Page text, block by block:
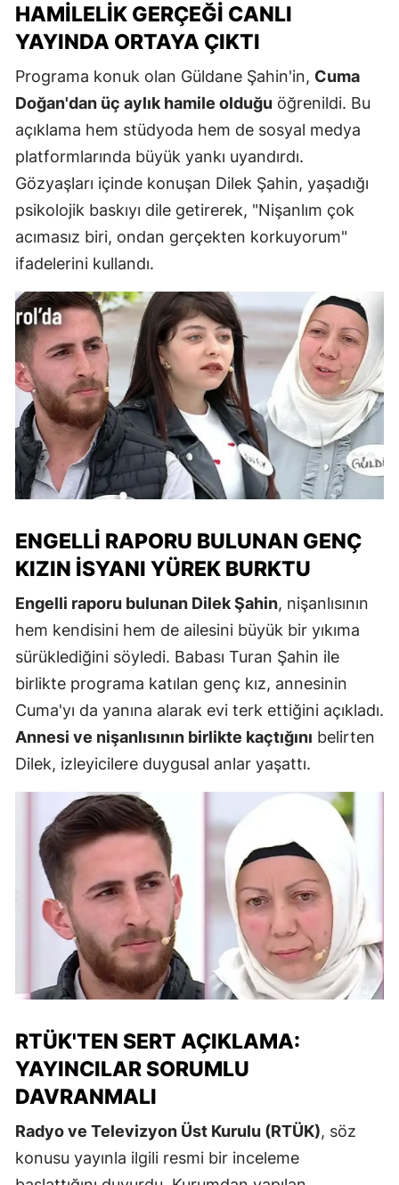
HAMILELIK GERÇEĞI CANLI
YAYINDA ORTAYA ÇIKTI
Programa konuk olan Güldane Şahin'in, Cuma
Doğan'dan üç aylık hamile olduğu öğrenildi. Bu
açıklama hem stüdyoda hem de sosyal medya
platformlarında büyük yankı uyandırdı.
Gözyaşları içinde konuşan Dilek Şahin, yaşadığı
psikolojik baskıyı dile getirerek, "Nişanlım çok
acımasız biri, ondan gerçekten korkuyorum"
ifadelerini kullandı.
ENGELLI RAPORU BULUNAN GENÇ
KIZIN İSYANI YÜREK BURKTU
Engelli raporu bulunan Dilek Şahin, nişanlısının
hem kendisini hem de ailesini büyük bir yıkıma
sürüklediğini söyledi. Babası Turan Şahin ile
birlikte programa katılan genç kız, annesinin
Cuma'yı da yanına alarak evi terk ettiğini açıkladı.
Annesi ve nişanlısının birlikte kaçtığını belirten
Dilek, izleyicilere duygusal anlar yaşattı.
RTÜK'TEN SERT AÇIKLAMA:
YAYINCILAR SORUMLU
DAVRANMALI
Radyo ve Televizyon Üst Kurulu (RTÜK), söz
konusu yayınla ilgili resmi bir inceleme